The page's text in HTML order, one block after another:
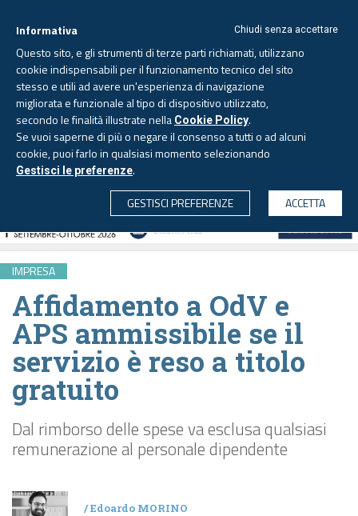
CERCA
Giovedì, 6 agosto 2026 - Aggiornato alle 6.00
IMPRESA
Affidamento a OdV e
APS ammissibile se il
servizio è reso a titolo
gratuito
Dal rimborso delle spese va esclusa qualsiasi
remunerazione al personale dipendente
/Edoardo MORINO
Chiudi senza accettare
Informativa
Questo sito, e gli strumenti di terze parti richiamati, utilizzano
cookie indispensabili per il funzionamento tecnico del sito
stesso e utili ad avere un'esperienza di navigazione
migliorata e funzionale al tipo di dispositivo utilizzato,
secondo le finalità illustrate nella Cookie Policy.
Se vuoi saperne di più o negare il consenso a tutti o ad alcuni
cookie, puoi farlo in qualsiasi momento selezionando
Gestisci le preferenze.
GESTISCI PREFERENZE
ACCETTA